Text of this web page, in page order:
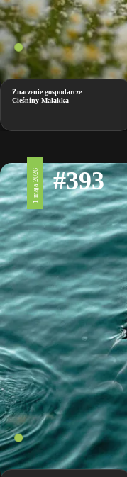
Znaczenie gospodarcze
Cieśniny Malakka
1 maja 2026 #393